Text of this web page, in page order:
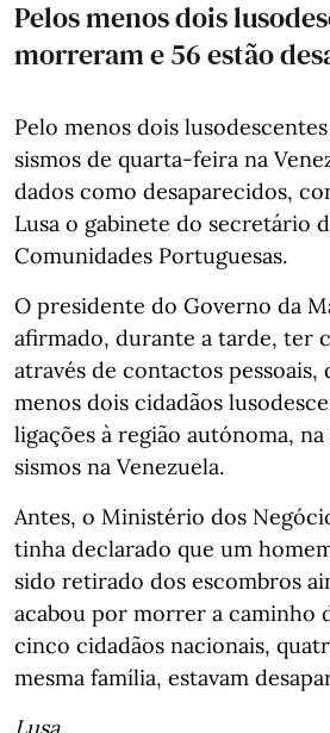
Pelos menos dois
morreram e 56 estão
Pelo menos dois
sismos de quarta-feira na
dados como desaparecidos,
Lusa o gabinete do secretário
Comunidades Portuguesas.
O presidente do Governo da
afirmado, durante a tarde, ter
através de contactos
menos dois cidadãos
ligações à região autónoma,
sismos na Venezuela.
Antes, o Ministério dos
tinha declarado que um
sido retirado dos escombros
acabou por morrer a caminho
cinco cidadãos nacionais,
mesma família, estavam
Lusa